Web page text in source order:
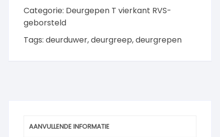
Categorie: Deurgepen T vierkant RVS-
geborsteld
Tags:deurduwer,deurgreep,deurgrepen
AANVULLENDE INFORMATIE